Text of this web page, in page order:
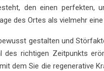
den einen perfekten,
des Ortes als vielmehr
gestalten und
richtigen Zeitpunkts
dem Sie die regenerative